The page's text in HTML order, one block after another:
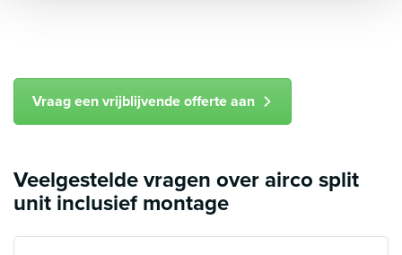
Vraag een vrijblijvende offerte aan
Veelgestelde vragen over airco split
unit inclusief montage